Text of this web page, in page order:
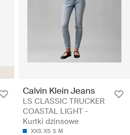
Calvin Klein Jeans
LS CLASSIC TRUCKER
COASTAL LIGHT -
Kurtki dżinsowe
XXS XS S M